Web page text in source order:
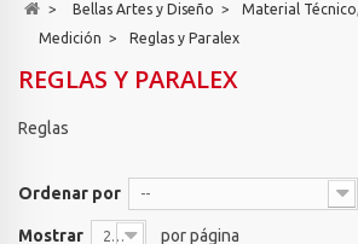
> Bellas Artes y Diseño > Material
Medición > Reglas y Paralex
REGLAS Y PARALEX
Reglas
Ordenar por --
Mostrar 20 por página